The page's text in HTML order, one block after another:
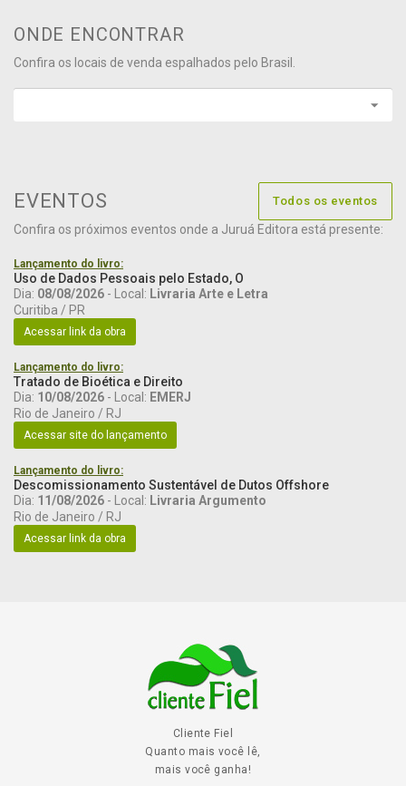
ONDE ENCONTRAR
Confira os locais de venda espalhados pelo Brasil.
EVENTOS Todos os eventos
Confira os próximos eventos onde a Juruá Editora está presente:
Lançamento do livro:
Uso de Dados Pessoais pelo Estado, O
Dia: 08/08/2026 - Local: Livraria Arte e Letra
Curitiba / PR
Acessar link da obra
Lançamento do livro:
Tratado de Bioética e Direito
Dia: 10/08/2026 - Local: EMERJ
Rio de Janeiro / RJ
Acessar site do lançamento
Lançamento do livro:
Descomissionamento Sustentável de Dutos Offshore
Dia: 11/08/2026 - Local: Livraria Argumento
Rio de Janeiro / RJ
Acessar link da obra
Cliente Fiel
Quanto mais você lê,
mais você ganha!